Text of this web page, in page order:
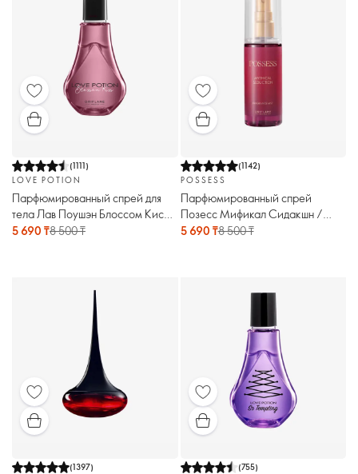
(1111)
LOVE POTION
Парфюмированный спрей для
тела Лав Поушэн Блоссом Кисс
/ Love Potion Blossom Kiss
5 690 ₸8 500 ₸
(1142)
POSSESS
Парфюмированный спрей
Позесс Мификал Сидакшн /
Possess Mythical Seduction
5 690 ₸8 500 ₸
(1397)
(755)